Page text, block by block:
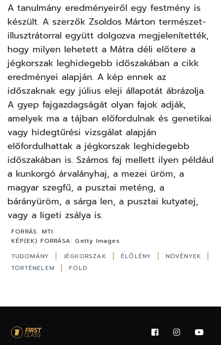
A tanulmány eredményeiről egy festmény is
készült. A szerzők Zsoldos Márton természet-
illusztrátorral együtt dolgozva megjelenítették,
hogy milyen lehetett a Mátra déli előtere a
jégkorszak leghidegebb időszakában a cikk
eredményei alapján. A kép ennek az
időszaknak egy július eleji állapotát ábrázolja.
A gyep fajgazdagságát olyan fajok adják,
amelyek ma a tájban előfordulnak és genetikai
vagy hidegtűrési vizsgálat alapján
előfordulhattak a jégkorszak leghidegebb
időszakában is. Számos faj mellett ilyen például
a kunkorgó árvalányhaj, a mezei üröm, a
magyar szegfű, a pusztai meténg, a
bárányüröm, a sárga len, a pusztai kutyatej,
vagy a ligeti zsálya is.
FORRÁS: MTI
KÉP(EK) FORRÁSA: Getty Images
TUDOMÁNY
JÉGKORSZAK ÉLŐLÉNY
NÖVÉNYEK
TÖRTÉNELEM
FÖLD